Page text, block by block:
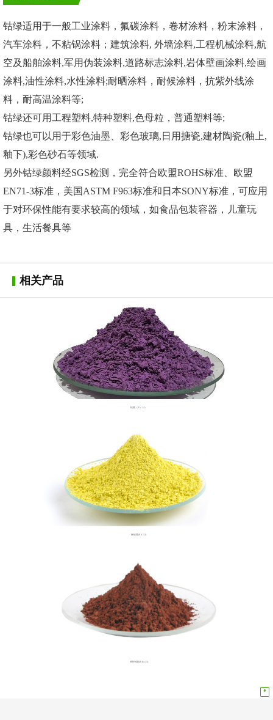
钴绿适用于一般工业涂料，氟碳涂料，卷材涂料，粉末涂料，
汽车涂料，不粘锅涂料；建筑涂料, 外墙涂料,工程机械涂料,航
空及船舶涂料,军用伪装涂料,道路标志涂料,岩体壁画涂料,绘画
涂料,油性涂料,水性涂料;耐晒涂料，耐候涂料，抗紫外线涂
料，耐高温涂料等;
钴绿还可用工程塑料,特种塑料,色母粒，普通塑料等;
钴绿也可以用于彩色油墨、彩色玻璃,日用搪瓷,建材陶瓷(釉上,
釉下),彩色砂石等领域.
另外钴绿颜料经SGS检测，完全符合欧盟ROHS标准、欧盟
EN71-3标准，美国ASTM F963标准和日本SONY标准，可应用
于对环保性能有要求较高的领域，如食品包装容器，儿童玩
具，生活餐具等
相关产品
钴紫（P.V.14）
钛镍黄(P.Y.53)
铁锌铬棕(P.Br.33)